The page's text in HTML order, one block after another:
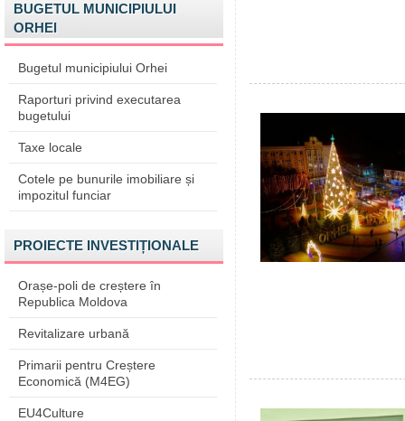
BUGETUL MUNICIPIULUI
ORHEI
Bugetul municipiului Orhei
Raporturi privind executarea
bugetului
Taxe locale
Cotele pe bunurile imobiliare și
impozitul funciar
PROIECTE INVESTIȚIONALE
Orașe-poli de creștere în
Republica Moldova
Revitalizare urbană
Primarii pentru Creștere
Economică (M4EG)
EU4Culture